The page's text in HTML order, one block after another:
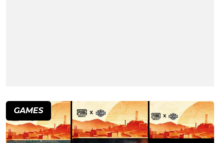
GAMES